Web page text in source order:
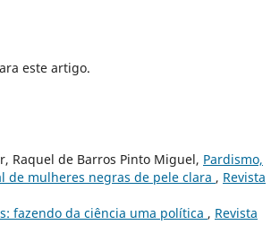
este artigo.
Raquel de Barros Pinto Miguel, Pardismo,
de mulheres negras de pele clara , Revista
fazendo da ciência uma política , Revista